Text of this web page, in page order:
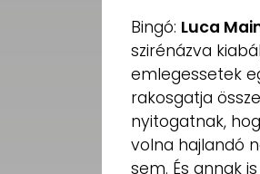
Bingó: Luca
szirénázva
emlegessetek
rakosgatja
nyitogatnak,
volna hajlandó
sem. És annak